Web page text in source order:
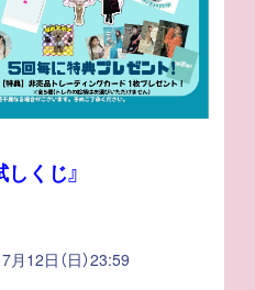
くじ』
月12日（日）23:59